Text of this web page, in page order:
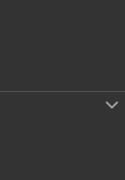
do 11 de Setembro
Nova York
Pass, até 10 atrações
Bronx e Queens
Times Square